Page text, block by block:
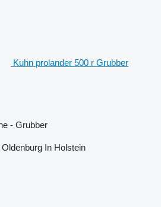
Kuhn prolander 500 r Grubber
- Grubber
In Holstein